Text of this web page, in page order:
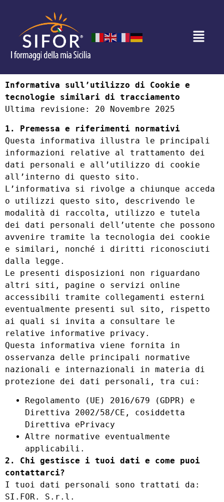
Informativa sull’utilizzo di Cookie e
tecnologie similari di tracciamento
Ultima revisione: 20 Novembre 2025
1. Premessa e riferimenti normativi
Questa informativa illustra le principali
informazioni relative al trattamento dei
dati personali e all’utilizzo di cookie
all’interno di questo sito.
L’informativa si rivolge a chiunque acceda
o utilizzi questo sito, descrivendo le
modalità di raccolta, utilizzo e tutela
dei dati personali dell’utente che possono
avvenire tramite la tecnologia dei cookie
e similari, nonché i diritti riconosciuti
dalla legge.
Le presenti disposizioni non riguardano
altri siti, pagine o servizi online
accessibili tramite collegamenti esterni
eventualmente presenti sul sito, rispetto
ai quali si invita a consultare le
relative informative privacy.
Questa informativa viene fornita in
osservanza delle principali normative
nazionali e internazionali in materia di
protezione dei dati personali, tra cui:
Regolamento (UE) 2016/679 (GDPR) e
Direttiva 2002/58/CE, cosiddetta
Direttiva ePrivacy
Altre normative eventualmente
applicabili.
2. Chi gestisce i tuoi dati e come puoi
contattarci?
I tuoi dati personali sono trattati da:
SI.FOR. S.r.l.